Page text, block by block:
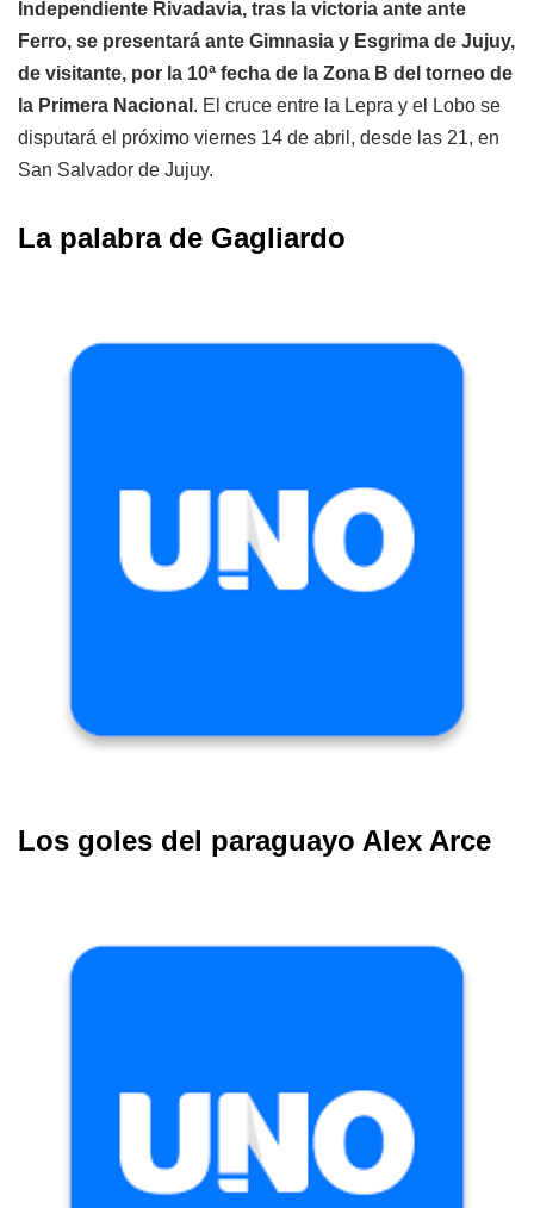
Independiente Rivadavia, tras la victoria ante ante
Ferro, se presentará ante Gimnasia y Esgrima de Jujuy,
de visitante, por la 10ª fecha de la Zona B del torneo de
la Primera Nacional . El cruce entre la Lepra y el Lobo se
disputará el próximo viernes 14 de abril, desde las 21, en
San Salvador de Jujuy.
La palabra de Gagliardo
Los goles del paraguayo Alex Arce